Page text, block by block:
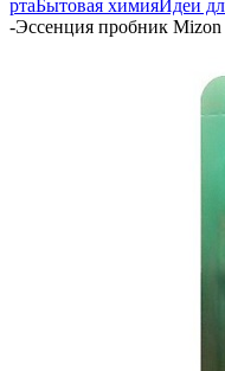
ртаБытовая химияИдеи
-Эссенция пробник Mizon